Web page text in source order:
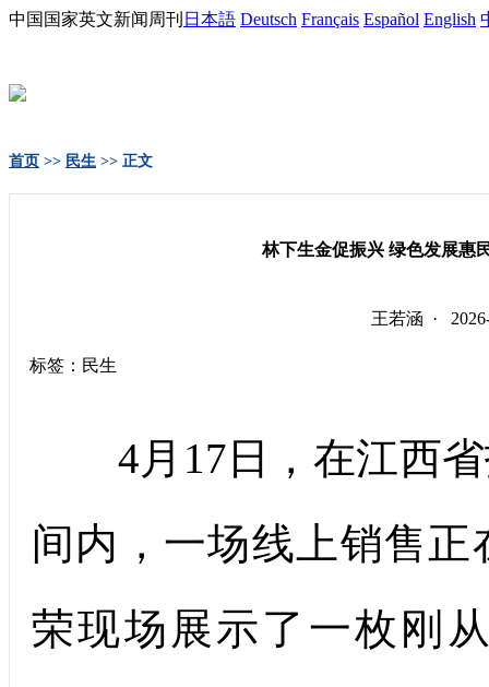
中国国家英文新闻周刊 日本語 Deutsch Français Español English
首页 >> 民生 >> 正文
林下生金促振兴 绿色发展
王若涵 ·
标签：民生
4月17日，在江西省
间内，一场线上销售
荣现场展示了一枚刚